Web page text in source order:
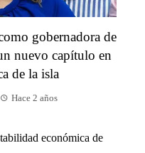
gobernadora de
nuevo capítulo en
de la isla
Hace 2 años